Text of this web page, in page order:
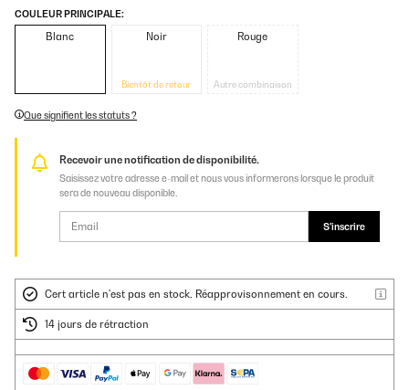
COULEUR PRINCIPALE:
Blanc Noir
Bientôt de retour
Rouge
Autre combinaison
Que signifient les statuts ?
Recevoir une notification de disponibilité.
Saisissez votre adresse e-mail et nous vous informerons lorsque le produit
sera de nouveau disponible.
S'inscrire
Cert article n'est pas en stock. Réapprovisonnement en cours.
14 jours de rétraction